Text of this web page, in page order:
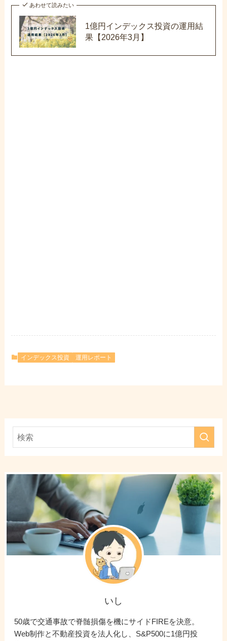
あわせて読みたい
1億円インデックス投資の運用結
果【2026年3月】
インデックス投資 運用レポート
いし
50歳で交通事故で脊髄損傷を機にサイドFIREを決意。
Web制作と不動産投資を法人化し、S&P500に1億円投